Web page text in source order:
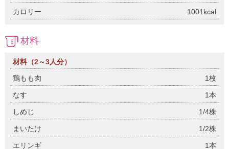
カロリー 1001kcal
材料
材料（2～3人分）
鶏もも肉
1枚
なす 1本
しめじ 1/4株
まいたけ 1/2株
エリンギ 1本